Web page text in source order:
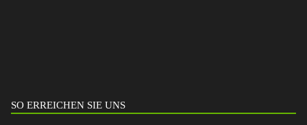
SO ERREICHEN SIE UNS